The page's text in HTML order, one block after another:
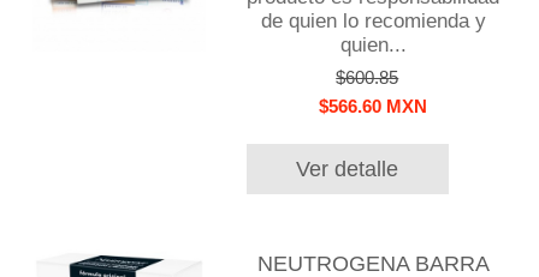
de quien lo recomienda y
quien...
$600.85
$566.60 MXN
Ver detalle
NEUTROGENA BARRA